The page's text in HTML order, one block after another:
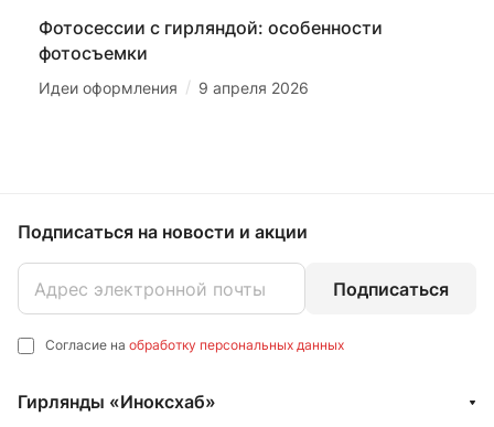
Фотосессии с гирляндой: особенности
фотосъемки
Идеи оформления / 9 апреля 2026
Подписаться на новости и акции
Подписаться
Согласие на обработку персональных данных
Гирлянды «Иноксхаб»